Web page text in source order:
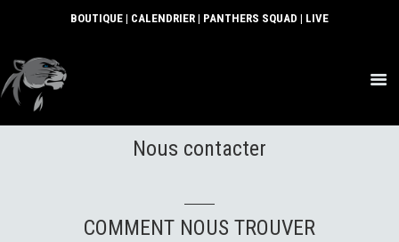
BOUTIQUE | CALENDRIER | PANTHERS SQUAD | LIVE
ACTUS
SECTIONS
COMMUNAUTÉ
PARTENAIRES
Nous contacter
COMMENT NOUS TROUVER